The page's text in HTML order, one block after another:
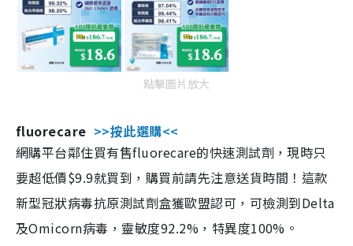
點擊圖片放大
fluorecare >>按此選購<<
網購平台鄰住買有售fluorecare的快速測試劑，現時只
要超低價$9.9就買到，購買前請先注意送貨時間！這款
新型冠狀病毒抗原測試劑盒獲歐盟認可，可檢測到Delta
及Omicorn病毒，靈敏度92.2%，特異度100%。